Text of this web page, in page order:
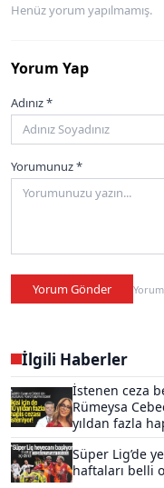
Henüz yorum yapılmamış.
Yorum Yap
Adınız *
Yorumunuz *
Yorum Gönder
İlgili Haberler
İstenen ceza
Rümeysa
yıldan fazla
Süper Lig’de
haftaları belli